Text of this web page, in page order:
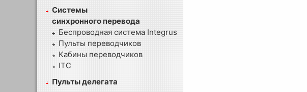
Системы
синхронного перевода
Беспроводная система Integrus
Пульты переводчиков
Кабины переводчиков
ITC
Пульты делегата